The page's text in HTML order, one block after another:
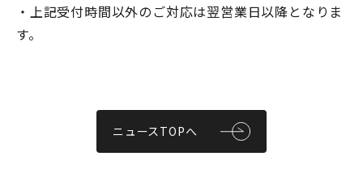
・上記受付時間以外のご対応は翌営業日以降となりま
す。
ニュースTOPへ